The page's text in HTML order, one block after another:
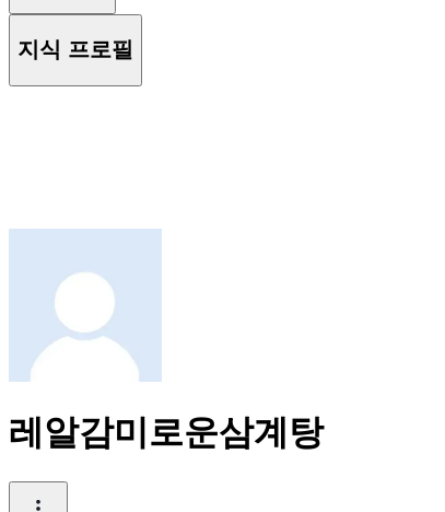
지식 프로필
레알감미로운삼계탕